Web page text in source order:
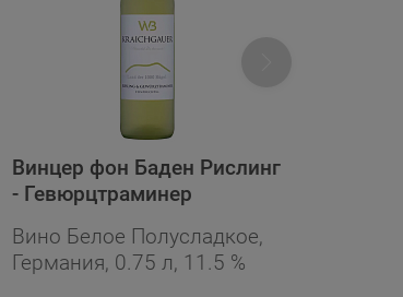
Винцер фон Баден Рислинг
- Гевюрцтраминер
Вино Белое Полусладкое,
Германия, 0.75 л, 11.5 %